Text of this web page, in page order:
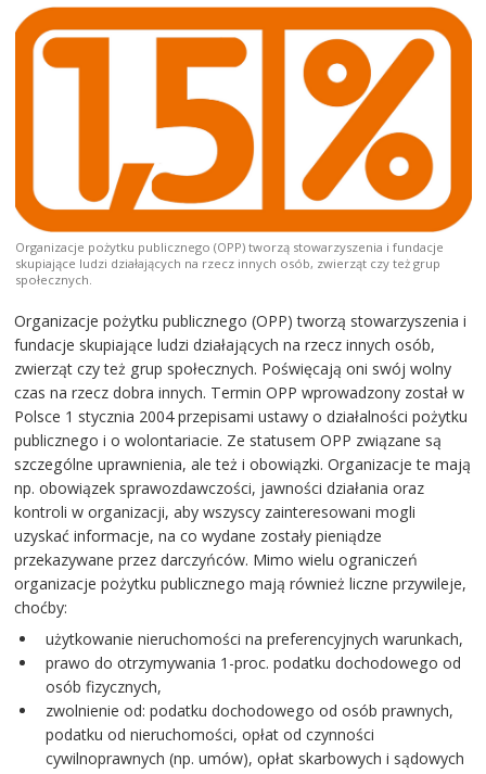
Organizacje pożytku publicznego (OPP) tworzą stowarzyszenia i fundacje
skupiające ludzi działających na rzecz innych osób, zwierząt czy też grup
społecznych.
Organizacje pożytku publicznego (OPP) tworzą stowarzyszenia i
fundacje skupiające ludzi działających na rzecz innych osób,
zwierząt czy też grup społecznych. Poświęcają oni swój wolny
czas na rzecz dobra innych. Termin OPP wprowadzony został w
Polsce 1 stycznia 2004 przepisami ustawy o działalności pożytku
publicznego i o wolontariacie. Ze statusem OPP związane są
szczególne uprawnienia, ale też i obowiązki. Organizacje te mają
np. obowiązek sprawozdawczości, jawności działania oraz
kontroli w organizacji, aby wszyscy zainteresowani mogli
uzyskać informacje, na co wydane zostały pieniądze
przekazywane przez darczyńców. Mimo wielu ograniczeń
organizacje pożytku publicznego mają również liczne przywileje,
choćby:
użytkowanie nieruchomości na preferencyjnych warunkach,
prawo do otrzymywania 1-proc. podatku dochodowego od
osób fizycznych,
zwolnienie od: podatku dochodowego od osób prawnych,
podatku od nieruchomości, opłat od czynności
cywilnoprawnych (np. umów), opłat skarbowych i sądowych